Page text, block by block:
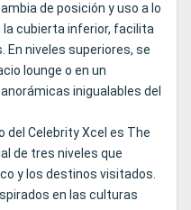
de posición y uso a lo
la cubierta inferior, facilita
En niveles superiores, se
lounge o en un
inigualables del
del Celebrity Xcel es The
de tres niveles que
y los destinos visitados.
en las culturas